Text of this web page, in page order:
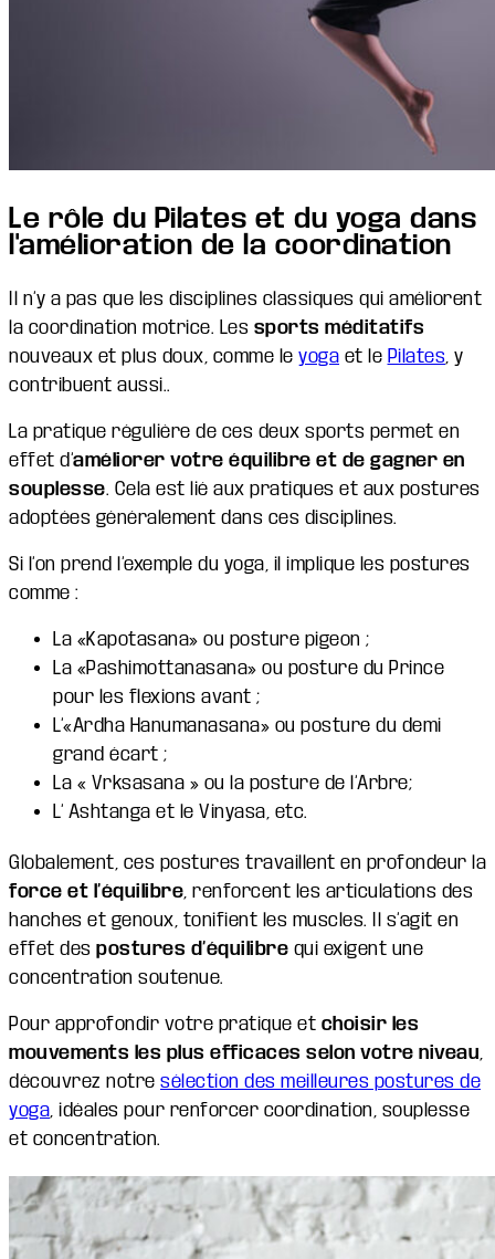
Le rôle du Pilates et du yoga dans
l'amélioration de la coordination
Il n’y a pas que les disciplines classiques qui améliorent
la coordination motrice. Les sports méditatifs
nouveaux et plus doux, comme le yoga et le Pilates, y
contribuent aussi..
La pratique régulière de ces deux sports permet en
effet d’améliorer votre équilibre et de gagner en
souplesse. Cela est lié aux pratiques et aux postures
adoptées généralement dans ces disciplines.
Si l’on prend l’exemple du yoga, il implique les postures
comme :
La «Kapotasana» ou posture pigeon ;
La «Pashimottanasana» ou posture du Prince
pour les flexions avant ;
L’«Ardha Hanumanasana» ou posture du demi
grand écart ;
La « Vrksasana » ou la posture de l’Arbre;
L’ Ashtanga et le Vinyasa, etc.
Globalement, ces postures travaillent en profondeur la
force et l’équilibre, renforcent les articulations des
hanches et genoux, tonifient les muscles. Il s’agit en
effet des postures d’équilibre qui exigent une
concentration soutenue.
Pour approfondir votre pratique et choisir les
mouvements les plus efficaces selon votre niveau,
découvrez notre sélection des meilleures postures de
yoga, idéales pour renforcer coordination, souplesse
et concentration.